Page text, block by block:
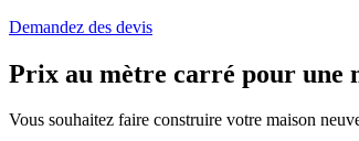
Demandez des devis
Prix au mètre carré pour une
Vous souhaitez faire construire votre maison